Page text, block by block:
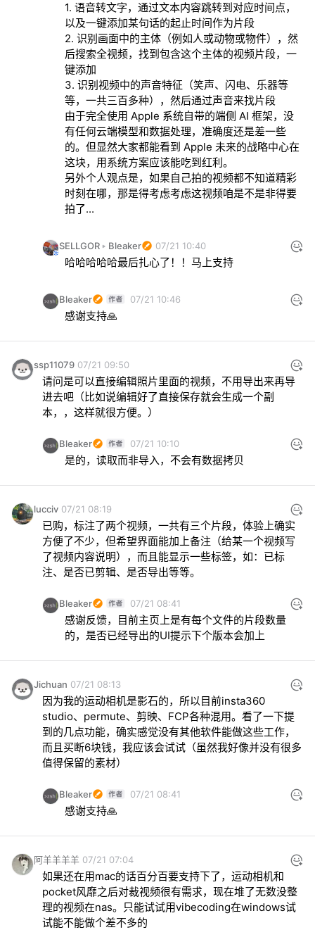
1. 语音转文字，通过文本内容跳转到对应时间点，
以及一键添加某句话的起止时间作为片段
2. 识别画面中的主体（例如人或动物或物件），然
后搜索全视频，找到包含这个主体的视频片段，一
键添加
3. 识别视频中的声音特征（笑声、闪电、乐器等
等，一共三百多种），然后通过声音来找片段
由于完全使用 Apple 系统自带的端侧 AI 框架，没
有任何云端模型和数据处理，准确度还是差一些
的。但显然大家都能看到 Apple 未来的战略中心在
这块，用系统方案应该能吃到红利。
另外个人观点是，如果自己拍的视频都不知道精彩
时刻在哪，那是得考虑考虑这视频咱是不是非得要
拍了...
SELLGOR Bleaker 07/21 10:40
哈哈哈哈哈最后扎心了！！马上支持
Bleaker 07/21 10:46
感谢支持🙏
ssp11079 07/21 09:50
请问是可以直接编辑照片里面的视频，不用导出来再导
进去吧（比如说编辑好了直接保存就会生成一个副
本，，这样就很方便。）
Bleaker 07/21 10:10
是的，读取而非导入，不会有数据拷贝
lucciv 07/21 08:19
已购，标注了两个视频，一共有三个片段，体验上确实
方便了不少，但希望界面能加上备注（给某一个视频写
了视频内容说明），而且能显示一些标签，如：已标
注、是否已剪辑、是否导出等等。
Bleaker 07/21 08:41
感谢反馈，目前主页上是有每个文件的片段数量
的，是否已经导出的UI提示下个版本会加上
Jichuan 07/21 08:13
因为我的运动相机是影石的，所以目前insta360
studio、permute、剪映、FCP各种混用。看了一下提
到的几点功能，确实感觉没有其他软件能做这些工作，
而且买断6块钱，我应该会试试（虽然我好像并没有很多
值得保留的素材）
Bleaker 07/21 08:41
感谢支持🙏
阿羊羊羊羊 07/21 07:04
如果还在用mac的话百分百要支持下了，运动相机和
pocket风靡之后对裁视频很有需求，现在堆了无数没整
理的视频在nas。只能试试用vibecoding在windows试
试能不能做个差不多的